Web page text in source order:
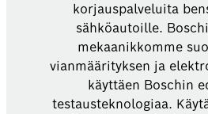
korjauspalveluita
sähköautoille.
mekaanikkomme
vianmäärityksen ja
käyttäen Boschin
testausteknologiaa.